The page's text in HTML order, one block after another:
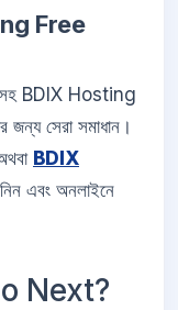
Free
সহ BDIX Hosting
জন্য সেরা সমাধান।
BDIX
এবং অনলাইনে
Next?